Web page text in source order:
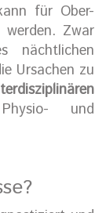
für Ober-
Zwar
nächtlichen
Ursachen zu
und